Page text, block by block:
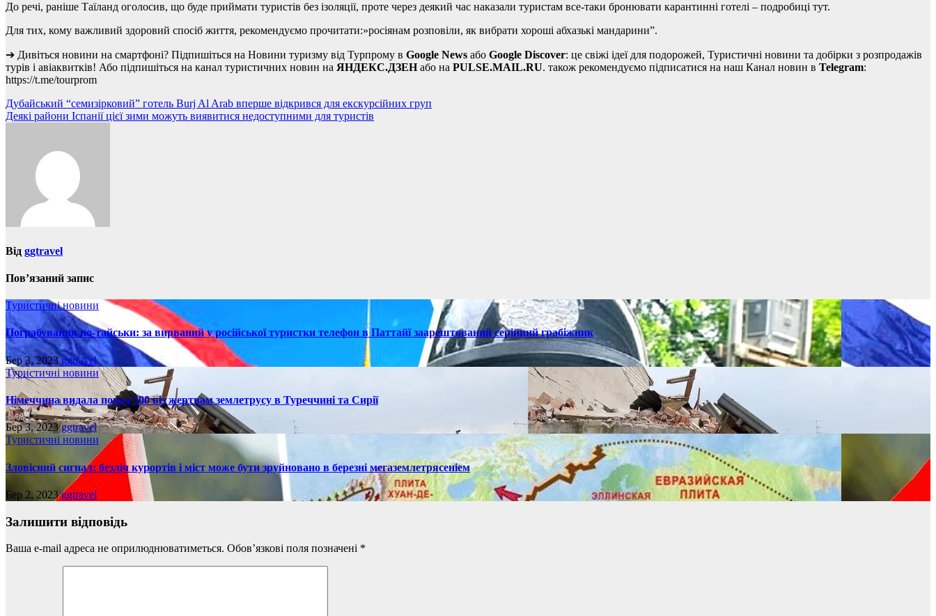
До речі, раніше Таїланд оголосив, що буде приймати туристів без ізоляції, проте через деякий час наказали туристам все-таки бронювати карантинні готелі – подробиці тут.
Для тих, кому важливий здоровий спосіб життя, рекомендуємо прочитати:»росіянам розповіли, як вибрати хороші абхазькі мандарини”.
➔ Дивіться новини на смартфоні? Підпишіться на Новини туризму від Турпрому в Google News або Google Discover: це свіжі ідеї для подорожей, Туристичні новини та добірки з розпродажів
турів і авіаквитків! Або підпишіться на канал туристичних новин на ЯНДЕКС.ДЗЕНабо на PULSE.MAIL.RU. також рекомендуємо підписатися на наш Канал новин в Telegram:
https://t.me/tourprom
Навігація
записів
Дубайський “семизірковий” готель Burj Al Arab вперше відкрився для екскурсійних груп
Деякі райони Іспанії цієї зими можуть виявитися недоступними для туристів
Від ggtravel
Пов’язаний запис
Туристичні новини
Пограбування по-тайськи: за вирваний у російської туристки телефон в Паттайї заарештований серійний грабіжник
Бер 3, 2023ggtravel
Туристичні новини
Німеччина видала понад 500 віз жертвам землетрусу в Туреччині та Сирії
Бер 3, 2023ggtravel
Туристичні новини
Зловісний сигнал: безліч курортів і міст може бути зруйновано в березні мегаземлетрясеніем
Бер 2, 2023ggtravel
Залишити відповідь
Ваша e-mail адреса не оприлюднюватиметься. Обов’язкові поля позначені *